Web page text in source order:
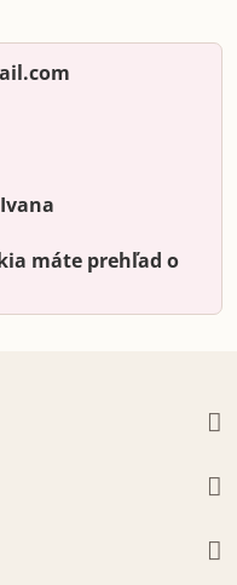
máte prehľad o